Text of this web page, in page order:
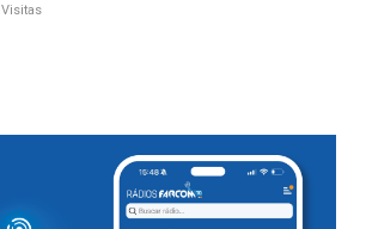
Visitas